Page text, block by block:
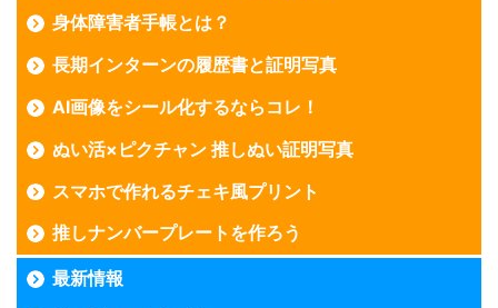
身体障害者手帳とは？
長期インターンの履歴書と証明写真
AI画像をシール化するならコレ！
ぬい活×ピクチャン 推しぬい証明写真
スマホで作れるチェキ風プリント
推しナンバープレートを作ろう
最新情報